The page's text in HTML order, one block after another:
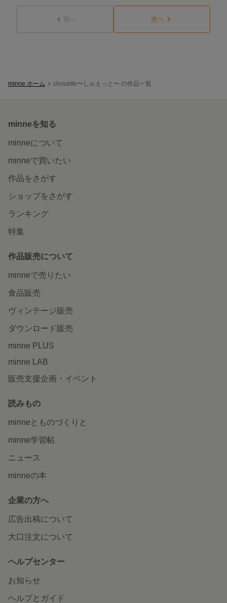
前へ 次へ
minne ホーム chouette〜しゅえっと〜 の作品一覧
minneを知る
minneについて
minneで買いたい
作品をさがす
ショップをさがす
ランキング
特集
作品販売について
minneで売りたい
食品販売
ヴィンテージ販売
ダウンロード販売
minne PLUS
minne LAB
販売支援企画・イベント
読みもの
minneとものづくりと
minne学習帖
ニュース
minneの本
企業の方へ
広告出稿について
大口注文について
ヘルプセンター
お知らせ
ヘルプとガイド